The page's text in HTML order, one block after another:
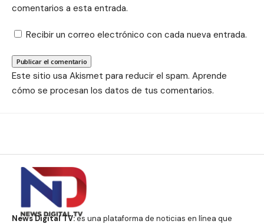
comentarios a esta entrada.
Recibir un correo electrónico con cada nueva entrada.
Este sitio usa Akismet para reducir el spam. Aprende
cómo se procesan los datos de tus comentarios.
News Digital TV:es una plataforma de noticias en línea que